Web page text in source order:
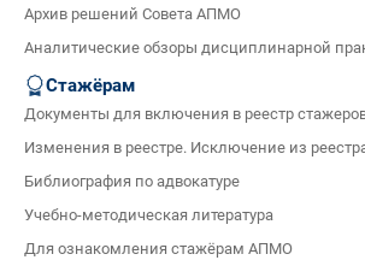
Архив решений Совета АПМО
Аналитические обзоры дисциплинарной
Стажёрам
Документы для включения в реестр
Изменения в реестре. Исключение из
Библиография по адвокатуре
Учебно-методическая литература
Для ознакомления стажёрам АПМО